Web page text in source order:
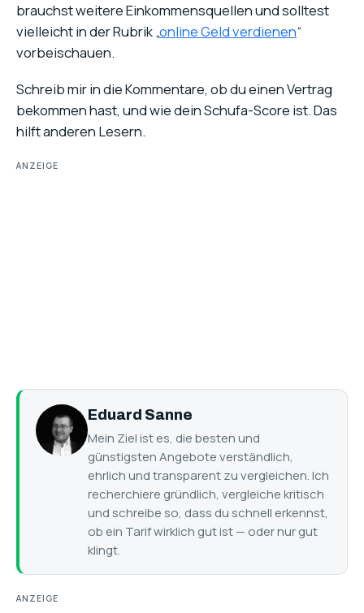
brauchst weitere Einkommensquellen und solltest
vielleicht in der Rubrik „online Geld verdienen“
vorbeischauen.
Schreib mir in die Kommentare, ob du einen Vertrag
bekommen hast, und wie dein Schufa-Score ist. Das
hilft anderen Lesern.
ANZEIGE
Eduard Sanne
Mein Ziel ist es, die besten und
günstigsten Angebote verständlich,
ehrlich und transparent zu vergleichen. Ich
recherchiere gründlich, vergleiche kritisch
und schreibe so, dass du schnell erkennst,
ob ein Tarif wirklich gut ist — oder nur gut
klingt.
ANZEIGE